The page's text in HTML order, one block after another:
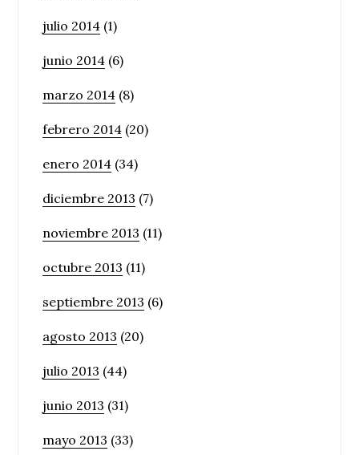
julio 2014 (1)
junio 2014 (6)
marzo 2014 (8)
febrero 2014 (20)
enero 2014 (34)
diciembre 2013 (7)
noviembre 2013 (11)
octubre 2013 (11)
septiembre 2013 (6)
agosto 2013 (20)
julio 2013 (44)
junio 2013 (31)
mayo 2013 (33)